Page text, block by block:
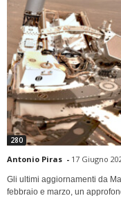
280
Antonio Piras - 17 Giugno
Gli ultimi aggiornamenti da
febbraio e marzo, un